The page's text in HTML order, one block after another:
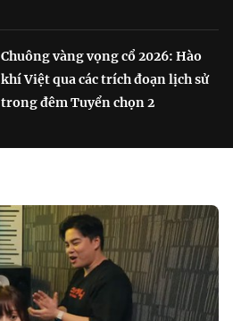
Chuông vàng vọng cổ 2026: Hào
khí Việt qua các trích đoạn lịch sử
trong đêm Tuyển chọn 2